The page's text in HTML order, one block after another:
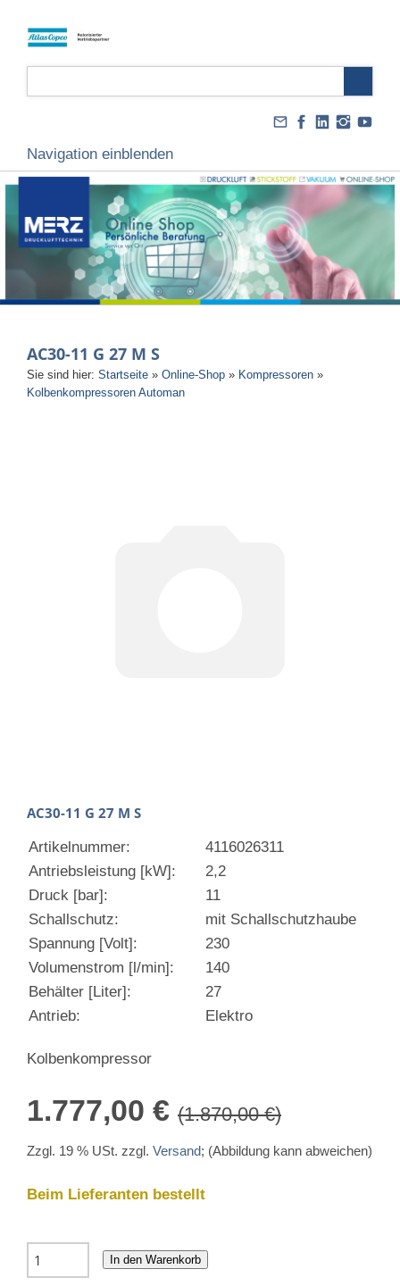
Navigation einblenden
AC30-11 G 27 M S
Sie sind hier: Startseite » Online-Shop » Kompressoren »
Kolbenkompressoren Automan
AC30-11 G 27 M S
Artikelnummer:
4116026311
Antriebsleistung [kW]:
2,2
Druck [bar]:
11
Schallschutz:
mit Schallschutzhaube
Spannung [Volt]:
230
Volumenstrom [l/min]:
140
Behälter [Liter]:
27
Antrieb:
Elektro
Kolbenkompressor
1.777,00 € (1.870,00 €)
Zzgl. 19 % USt. zzgl. Versand; (Abbildung kann abweichen)
Beim Lieferanten bestellt
In den Warenkorb